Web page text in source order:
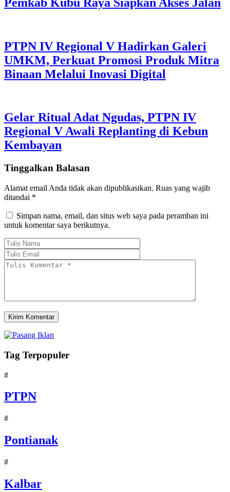
PTPN IV Regional V Hadirkan Galeri
UMKM, Perkuat Promosi Produk Mitra
Binaan Melalui Inovasi Digital
Gelar Ritual Adat Ngudas, PTPN IV
Regional V Awali Replanting di Kebun
Kembayan
Tinggalkan Balasan
Alamat email Anda tidak akan dipublikasikan. Ruas yang wajib
ditandai *
Simpan nama, email, dan situs web saya pada peramban ini
untuk komentar saya berikutnya.
Tag Terpopuler
#
PTPN
#
Pontianak
#
Kalbar